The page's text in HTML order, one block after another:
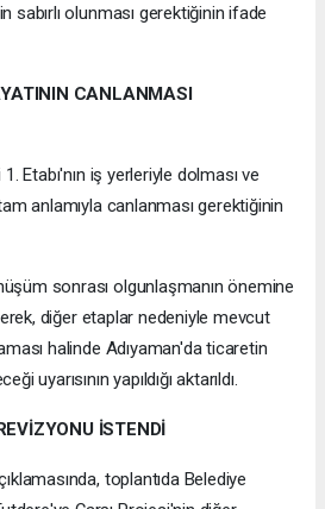
sabırlı olunması gerektiğinin ifade
CANLANMASI
Etabı'nın iş yerleriyle dolması ve
anlamıyla canlanması gerektiğinin
sonrası olgunlaşmanın önemine
diğer etaplar nedeniyle mevcut
halinde Adıyaman'da ticaretin
uyarısının yapıldığı aktarıldı.
İSTENDİ
toplantıda Belediye